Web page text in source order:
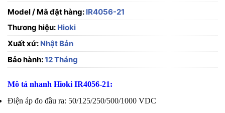
Model / Mã đặt hàng: IR4056-21
Thương hiệu: Hioki
Xuất xứ: Nhật Bản
Bảo hành:12 Tháng
Mô tả nhanh Hioki IR4056-21:
Điện áp đo đầu ra: 50/125/250/500/1000 VDC